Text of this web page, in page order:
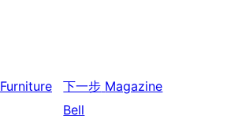
Furniture
下一步 Magazine
Bell